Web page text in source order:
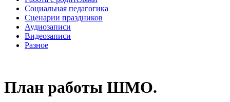
Социальная педагогика
Сценарии праздников
Аудиозаписи
Видеозаписи
Разное
План работы ШМО.